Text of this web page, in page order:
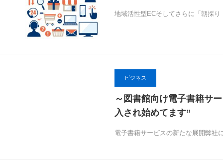
地域活性型ECそしてさらに「朝採
ビジネス
～図書館向け電子書籍サ
入され始めてます”
電子書籍サービスの新たな展開弊